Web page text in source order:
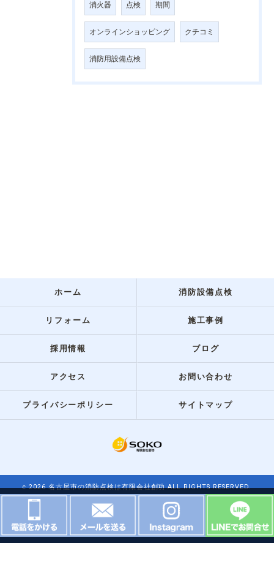
消火器 点検 期間
オンラインショッピング クチコミ
消防用設備点検
ホーム 消防設備点検
リフォーム 施工事例
採用情報 ブログ
アクセス お問い合わせ
プライバシーポリシー サイトマップ
c 2026 名古屋市の消防点検は有限会社創功 ALL RIGHTS RESERVED.